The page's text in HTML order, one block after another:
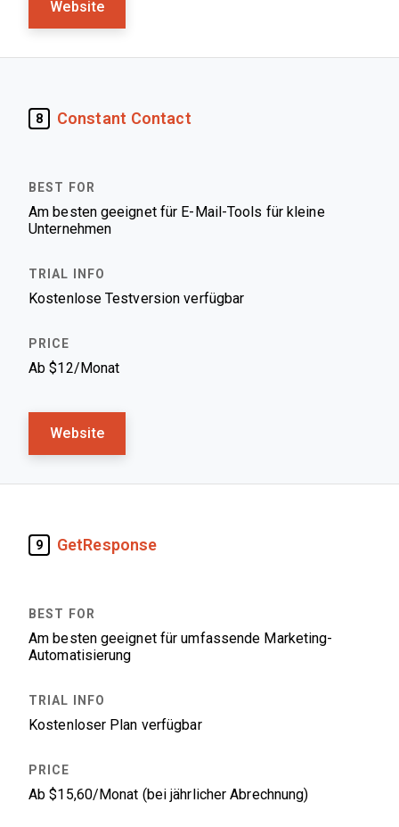
Website
8 Constant Contact
Am besten geeignet für E-Mail-Tools für kleine
Unternehmen
Kostenlose Testversion verfügbar
Ab $12/Monat
Website
9 GetResponse
Am besten geeignet für umfassende Marketing-
Automatisierung
Kostenloser Plan verfügbar
Ab $15,60/Monat (bei jährlicher Abrechnung)